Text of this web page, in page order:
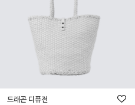
드래곤 디퓨전